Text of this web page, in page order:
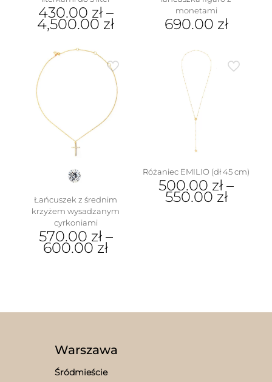
430.00 zł–
4,500.00 zł
produkt
wariantów.
wybrać
stronie
produktu
monetami
690.00 zł
Łańcuszek z średnim
krzyżem wysadzanym
cyrkoniami
570.00 zł–
600.00 zł
na
stronie
produktu
Różaniec EMILIO (dł 45 cm)
500.00 zł –
550.00 zł
stronie
Warszawa
Śródmieście